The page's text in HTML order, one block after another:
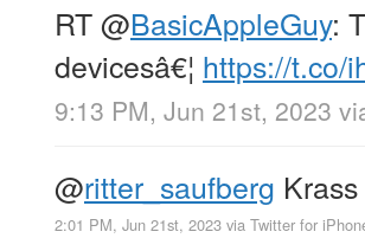
RT@BasicAppleGuy:
devicesâ€¦ https://t.co/
9:13 PM, Jun 21st, 2023
@ritter_saufberg
2:01 PM, Jun 21st, 2023 via Twitter for